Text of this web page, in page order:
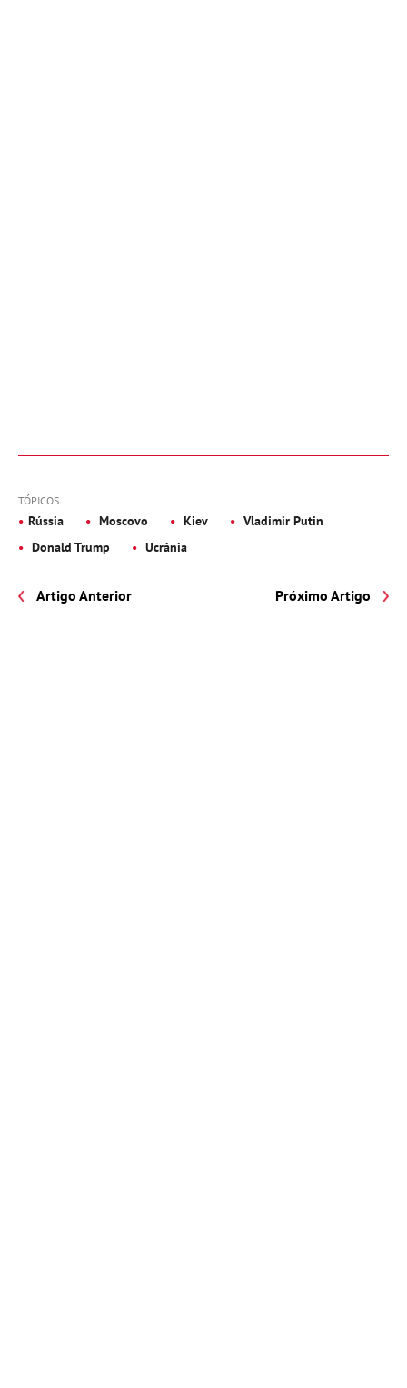
TÓPICOS
Rússia Moscovo Kiev
Vladimir Putin
Donald Trump
Ucrânia
Artigo Anterior Próximo Artigo